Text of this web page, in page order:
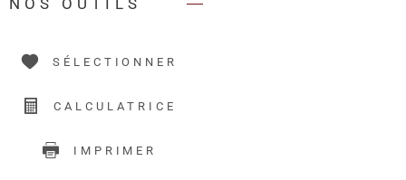
SÉLECTIONNER
CALCULATRICE
IMPRIMER